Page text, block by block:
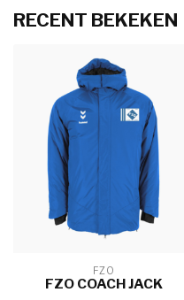
RECENT BEKEKEN
FZO
FZO COACH JACK